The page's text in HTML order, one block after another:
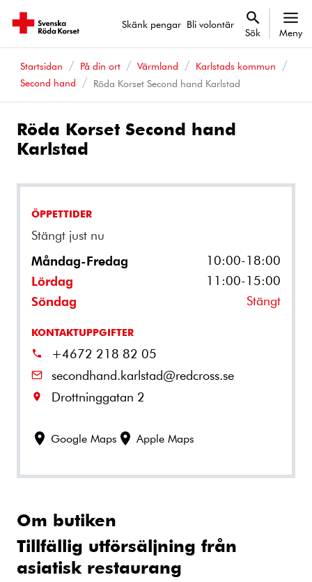
Skänk pengar Bli volontär
Sök Meny
Startsidan På din ort Värmland
Karlstads kommun
Second hand
Röda Korset Second hand Karlstad
Röda Korset Second hand
Karlstad
ÖPPETTIDER
Stängt just nu
Måndag-Fredag 10:00-18:00
Lördag 11:00-15:00
Söndag Stängt
KONTAKTUPPGIFTER
+4672 218 82 05
secondhand.karlstad@redcross.se
Drottninggatan 2
Google Maps Apple Maps
Om butiken
Tillfällig utförsäljning från
asiatisk restaurang